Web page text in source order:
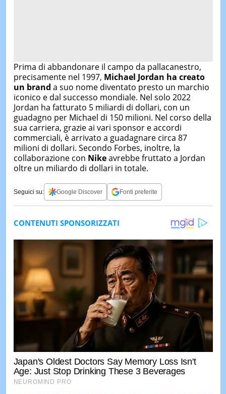
Prima di abbandonare il campo da pallacanestro,
precisamente nel 1997, Michael Jordan ha creato
un brand a suo nome diventato presto un marchio
iconico e dal successo mondiale. Nel solo 2022
Jordan ha fatturato 5 miliardi di dollari, con un
guadagno per Michael di 150 milioni. Nel corso della
sua carriera, grazie ai vari sponsor e accordi
commerciali, è arrivato a guadagnare circa 87
milioni di dollari. Secondo Forbes, inoltre, la
collaborazione con Nikeavrebbe fruttato a Jordan
oltre un miliardo di dollari in totale.
Seguici su: Google Discover Fonti preferite